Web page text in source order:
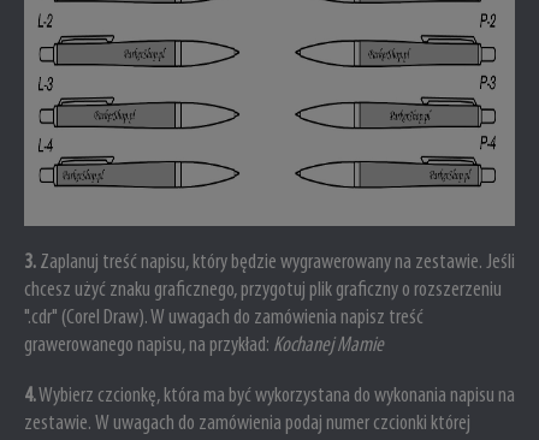
3. Zaplanuj treść napisu, który będzie wygrawerowany na zestawie. Jeśli
chcesz użyć znaku graficznego, przygotuj plik graficzny o rozszerzeniu
".cdr" (Corel Draw).W uwagach do zamówienia napisz treść
grawerowanego napisu, na przykład: Kochanej Mamie
4.Wybierz czcionkę, która ma być wykorzystana do wykonania napisu na
zestawie. W uwagach do zamówienia podaj numer czcionki której